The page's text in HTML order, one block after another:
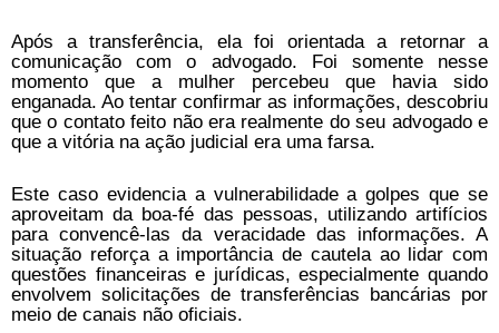
Após a transferência, ela foi orientada a retornar a
comunicação com o advogado. Foi somente nesse
momento que a mulher percebeu que havia sido
enganada. Ao tentar confirmar as informações, descobriu
que o contato feito não era realmente do seu advogado e
que a vitória na ação judicial era uma farsa.
Este caso evidencia a vulnerabilidade a golpes que se
aproveitam da boa-fé das pessoas, utilizando artifícios
para convencê-las da veracidade das informações. A
situação reforça a importância de cautela ao lidar com
questões financeiras e jurídicas, especialmente quando
envolvem solicitações de transferências bancárias por
meio de canais não oficiais.